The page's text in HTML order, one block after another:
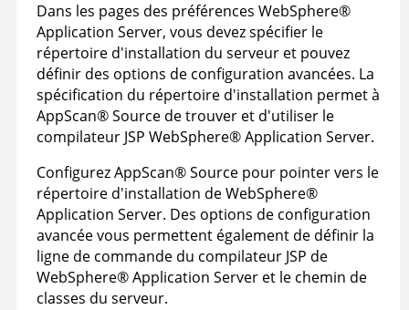
Dans les pages des préférences WebSphere®
Application Server, vous devez spécifier le
répertoire d'installation du serveur et pouvez
définir des options de configuration avancées. La
spécification du répertoire d'installation permet à
AppScan®Source de trouver et d'utiliser le
compilateur JSP WebSphere®Application Server.
ConfigurezAppScan®Source pour pointer vers le
répertoire d'installation deWebSphere®
Application Server. Des options de configuration
avancée vous permettent également de définir la
ligne de commande du compilateur JSP de
WebSphere®Application Server et le chemin de
classes du serveur.